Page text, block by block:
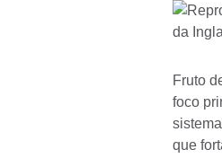
Fruto
foco
que